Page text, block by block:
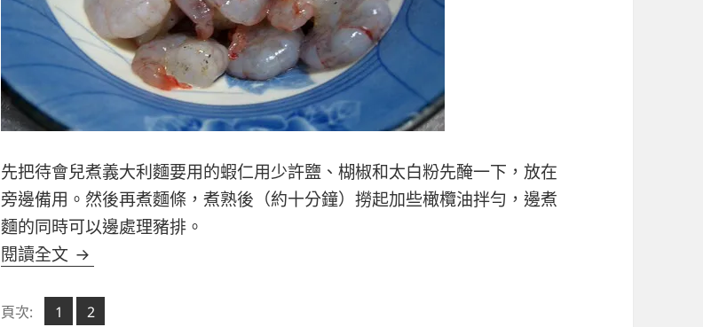
先把待會兒煮義大利麵要用的蝦仁用少許鹽、楜椒和太白粉先醃一下，放在
旁邊備用。然後再煮麵條，煮熟後（約十分鐘）撈起加些橄欖油拌勻，邊煮
麵的同時可以邊處理豬排。
閱讀全文 試做家庭起士豬排 + 蒜辣義大利麵（圖多）
頁次:
頁
1 ,
頁
2